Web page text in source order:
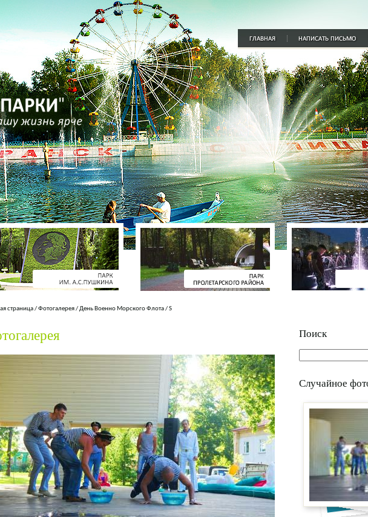
страница/Фотогалерея/День Военно Морского Флота/S
Поиск
Случайное